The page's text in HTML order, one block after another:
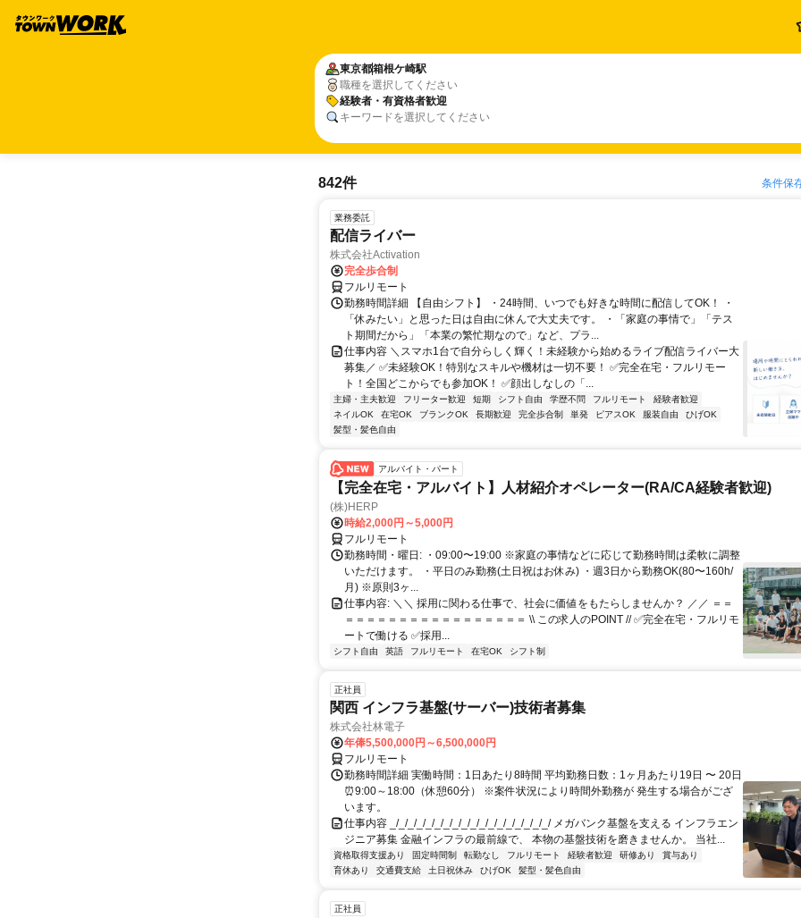
東京都箱根ケ崎駅
職種を選択してください
経験者・有資格者歓迎
キーワードを選択してください
842件 条件保
業務委託
配信ライバー
株式会社Activation
完全歩合制
フルリモート
勤務時間詳細 【自由シフト】 ・24時間、いつでも好きな時間に配信してOK！ ・
「休みたい」と思った日は自由に休んで大丈夫です。 ・「家庭の事情で」「テス
ト期間だから」「本業の繁忙期なので」など、プラ...
仕事内容 ＼スマホ1台で自分らしく輝く！未経験から始めるライブ配信ライバー大
募集／ ✅未経験OK！特別なスキルや機材は一切不要！ ✅完全在宅・フルリモー
ト！全国どこからでも参加OK！ ✅顔出しなしの「...
主婦・主夫歓迎 フリーター歓迎 短期 シフト自由 学歴不問 フルリモート
経験者歓迎
ネイルOK
在宅OK ブランクOK 長期歓迎 完全歩合制 単発 ピアスOK 服装自由
ひげOK
髪型・髪色自由
アルバイト・パート
【完全在宅・アルバイト】人材紹介オペレーター(RA/CA経験者歓迎)
(株)HERP
時給2,000円～5,000円
フルリモート
勤務時間・曜日: ・09:00〜19:00 ※家庭の事情などに応じて勤務時間は柔軟に調整
いただけます。 ・平日のみ勤務(土日祝はお休み) ・週3日から勤務OK(80〜160h/
月) ※原則3ヶ...
仕事内容: ＼＼ 採用に関わる仕事で、社会に価値をもたらしませんか？ ／／ ＝＝
＝＝＝＝＝＝＝＝＝＝＝＝＝＝＝＝＝ \\ この求人のPOINT // ✅完全在宅・フルリモ
ートで働ける ✅採用...
シフト自由 英語 フルリモート 在宅OK シフト制
正社員
関西 インフラ基盤(サーバー)技術者募集
株式会社林電子
年俸5,500,000円～6,500,000円
フルリモート
勤務時間詳細 実働時間：1日あたり8時間 平均勤務日数：1ヶ月あたり19日 〜 20日
⏰9:00～18:00（休憩60分） ※案件状況により時間外勤務が 発生する場合がござ
います。
仕事内容 _/_/_/_/_/_/_/_/_/_/_/_/_/_/_/_/_/_/ メガバンク基盤を支える インフラエン
ジニア募集 金融インフラの最前線で、 本物の基盤技術を磨きませんか。 当社...
資格取得支援あり 固定時間制 転勤なし フルリモート 経験者歓迎 研修あり
賞与あり
育休あり
交通費支給 土日祝休み ひげOK 髪型・髪色自由
正社員